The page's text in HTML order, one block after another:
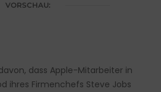
VORSCHAU:
dass Apple-Mitarbeiter in
ihres Firmenchefs Steve Jobs